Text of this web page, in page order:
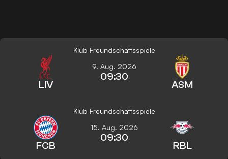
Klub Freundschaftsspiele
LIV
9. Aug. 2026
09:30
ASM
Klub Freundschaftsspiele
FCB
15. Aug. 2026
09:30
RBL